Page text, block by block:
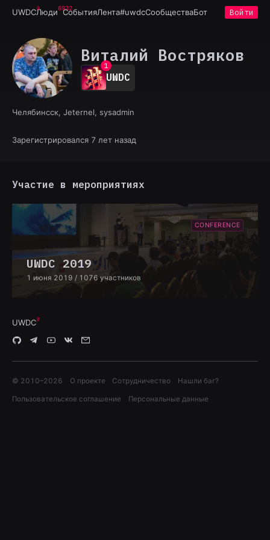
UWDCЛюди6932
СобытияЛента#uwdcСообществаБот Войти
Виталий Востряков
0
1
2
3
5
7
UWDC
Челябинсск, Jeternel, sysadmin
Зарегистрировался 7 лет назад
Участие в мероприятиях
CONFERENCE
UWDC 2019
1 июня 2019 / 1076 участников
UWDC
© 2010–2026 О проекте Сотрудничество Нашли баг?
Пользовательское соглашение Персональные данные